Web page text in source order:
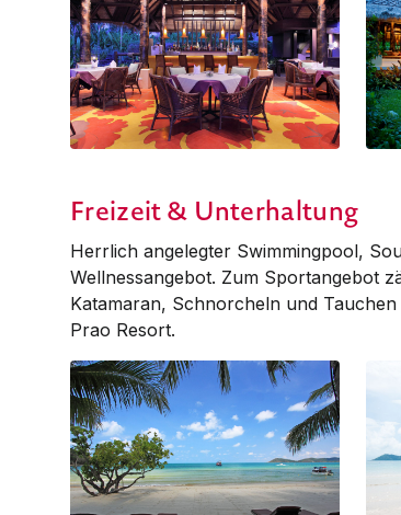
Freizeit & Unterhaltung
Herrlich angelegter Swimming­pool,
Wellness­an­ge­bot. Zum Sportangebot
Katamaran, Schnorcheln und
Prao Resort.